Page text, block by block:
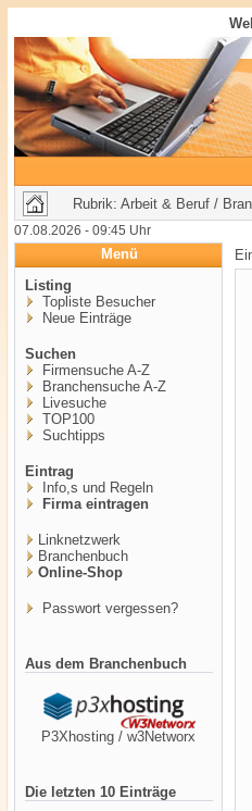
Rubrik: Arbeit & Beruf /
07.08.2026 - 09:45 Uhr
Menü
Listing
Topliste Besucher
Neue Einträge
Suchen
Firmensuche A-Z
Branchensuche A-Z
Livesuche
TOP100
Suchtipps
Eintrag
Info,s und Regeln
Firma eintragen
Linknetzwerk
Branchenbuch
Online-Shop
Passwort vergessen?
Aus dem Branchenbuch
P3Xhosting / w3Networx
Die letzten 10 Einträge